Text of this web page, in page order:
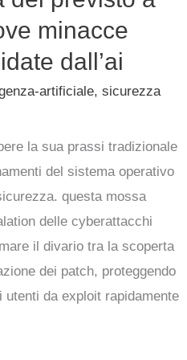
minacce
dall’ai
artificiale,sicurezza
la sua prassi tradizionale
del sistema operativo
questa mossa
delle cyberattacchi
il divario tra la scoperta
dei patch, proteggendo
da exploit rapidamente